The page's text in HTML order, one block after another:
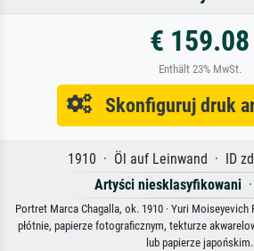
€ 159.08
Enthält 23% MwSt.
Skonfiguruj druk
1910 · Öl auf Leinwand · ID
Artyści niesklasyfikowani·
Portret Marca Chagalla, ok. 1910 · Yuri Moiseyevich
płótnie, papierze fotograficznym, tekturze
lub papierze japońskim.